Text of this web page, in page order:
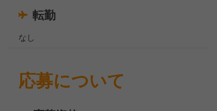
転勤
なし
応募について